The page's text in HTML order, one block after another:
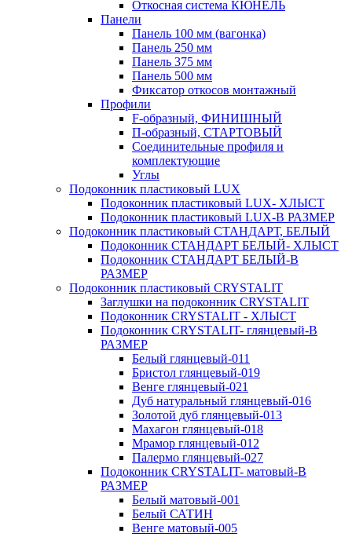
Откосная система КЮНЕЛЬ
Панели
Панель 100 мм (вагонка)
Панель 250 мм
Панель 375 мм
Панель 500 мм
Фиксатор откосов монтажный
Профили
F-образный, ФИНИШНЫЙ
П-образный, СТАРТОВЫЙ
Соединительные профиля и
комплектующие
Углы
Подоконник пластиковый LUX
Подоконник пластиковый LUX- ХЛЫСТ
Подоконник пластиковый LUX-В РАЗМЕР
Подоконник пластиковый СТАНДАРТ, БЕЛЫЙ
Подоконник СТАНДАРТ БЕЛЫЙ- ХЛЫСТ
Подоконник СТАНДАРТ БЕЛЫЙ-В
РАЗМЕР
Подоконник пластиковый CRYSTALIT
Заглушки на подоконник CRYSTALIT
Подоконник CRYSTALIT - ХЛЫСТ
Подоконник CRYSTALIT- глянцевый-В
РАЗМЕР
Белый глянцевый-011
Бристол глянцевый-019
Венге глянцевый-021
Дуб натуральный глянцевый-016
Золотой дуб глянцевый-013
Махагон глянцевый-018
Мрамор глянцевый-012
Палермо глянцевый-027
Подоконник CRYSTALIT- матовый-В
РАЗМЕР
Белый матовый-001
Белый САТИН
Венге матовый-005